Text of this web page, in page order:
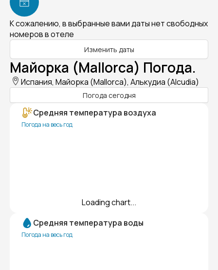
К сожалению, в выбранные вами даты нет свободных
номеров в отеле
Изменить даты
Майорка (Mallorca) Погода.
Испания, Майорка (Mallorca), Алькудиа (Alcudia)
Погода сегодня
Средняя температура воздуха
Погода на весь год
Loading chart...
Средняя температура воды
Погода на весь год